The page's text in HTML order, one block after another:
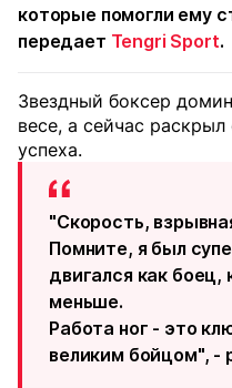
которые помогли ему
передает Tengri Sport.
Звездный боксер
весе, а сейчас
успеха.
"Скорость,
Помните, я был
двигался как
меньше.
Работа ног - это
великим бойцом", -